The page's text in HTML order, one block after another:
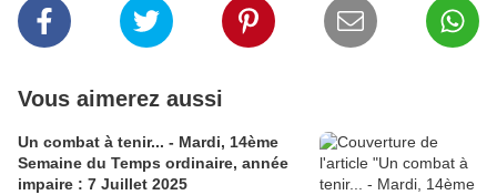
Vous aimerez aussi
Un combat à tenir... - Mardi, 14ème
Semaine du Temps ordinaire, année
impaire : 7 Juillet 2025